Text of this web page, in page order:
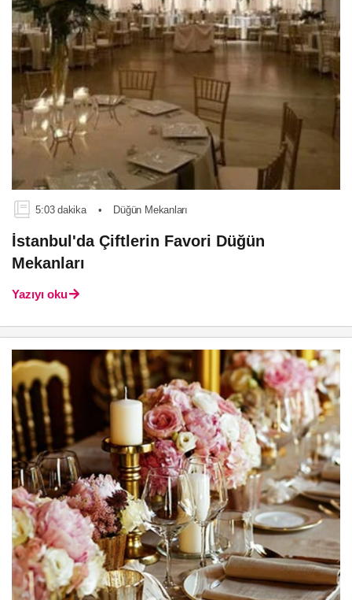
5:03 dakika • Düğün Mekanları
İstanbul'da Çiftlerin Favori Düğün
Mekanları
Yazıyı oku